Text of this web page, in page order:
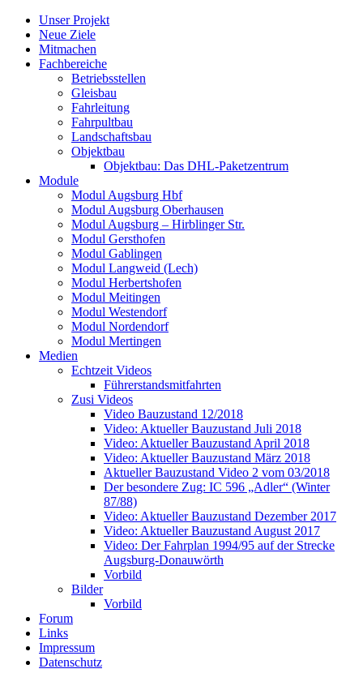
Skip
content
Unser Projekt
Neue Ziele
Mitmachen
Fachbereiche
Betriebsstellen
Gleisbau
Fahrleitung
Fahrpultbau
Landschaftsbau
Objektbau
Objektbau: Das DHL-Paketzentrum
Module
Modul Augsburg Hbf
Modul Augsburg Oberhausen
Modul Augsburg – Hirblinger Str.
Modul Gersthofen
Modul Gablingen
Modul Langweid (Lech)
Modul Herbertshofen
Modul Meitingen
Modul Westendorf
Modul Nordendorf
Modul Mertingen
Medien
Echtzeit Videos
Führerstandsmitfahrten
Zusi Videos
Video Bauzustand 12/2018
Video: Aktueller Bauzustand Juli 2018
Video: Aktueller Bauzustand April 2018
Video: Aktueller Bauzustand März 2018
Aktueller Bauzustand Video 2 vom 03/2018
Der besondere Zug: IC 596 „Adler“ (Winter
87/88)
Video: Aktueller Bauzustand Dezember 2017
Video: Aktueller Bauzustand August 2017
Video: Der Fahrplan 1994/95 auf der Strecke
Augsburg-Donauwörth
Vorbild
Bilder
Vorbild
Forum
Links
Impressum
Datenschutz